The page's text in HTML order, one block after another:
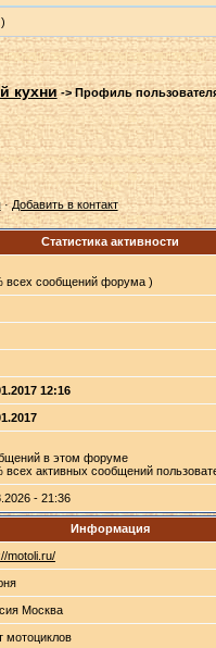
кухни->Профиль
·Добавить в контакт
Статистика активности
всех сообщений форума )
12:16
в этом форуме
всех активных сообщений
- 21:36
Информация
motoli.ru/
Москва
мотоциклов